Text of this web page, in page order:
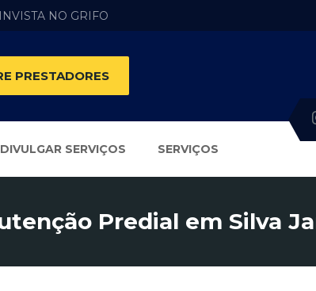
NO GRIFO
PRESTADORES
DIVULGAR SERVIÇOS SERVIÇOS
Predial em Silva